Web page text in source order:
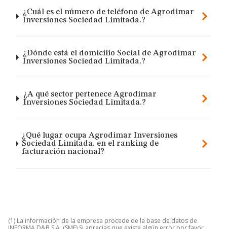
¿Cuál es el número de teléfono de Agrodimar
Inversiones Sociedad Limitada.?
¿Dónde está el domicilio Social de Agrodimar
Inversiones Sociedad Limitada.?
¿A qué sector pertenece Agrodimar
Inversiones Sociedad Limitada.?
¿Qué lugar ocupa Agrodimar Inversiones
Sociedad Limitada. en el ranking de
facturación nacional?
(1) La información de la empresa procede de la base de datos de